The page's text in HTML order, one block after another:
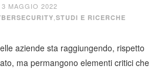
3 MAGGIO 2022
STUDI E RICERCHE
aziende sta raggiungendo, rispetto
ma permangono elementi critici che